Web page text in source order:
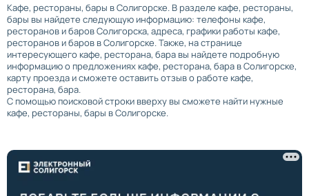
Кафе, рестораны, бары в Солигорске. В разделе кафе, рестораны,
бары вы найдете следующую информацию: телефоны кафе,
ресторанов и баров Солигорска, адреса, графики работы кафе,
ресторанов и баров в Солигорске. Также, на странице
интересующего кафе, ресторана, бара вы найдете подробную
информацию о предложениях кафе, ресторана, бара в Солигорске,
карту проезда и сможете оставить отзыв о работе кафе,
ресторана, бара.
С помощью поисковой строки вверху вы сможете найти нужные
кафе, рестораны, бары в Солигорске.